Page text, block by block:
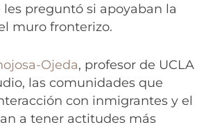
les preguntó si apoyaban la
muro fronterizo.
Ojeda, profesor de UCLA
las comunidades que
con inmigrantes y el
a tener actitudes más